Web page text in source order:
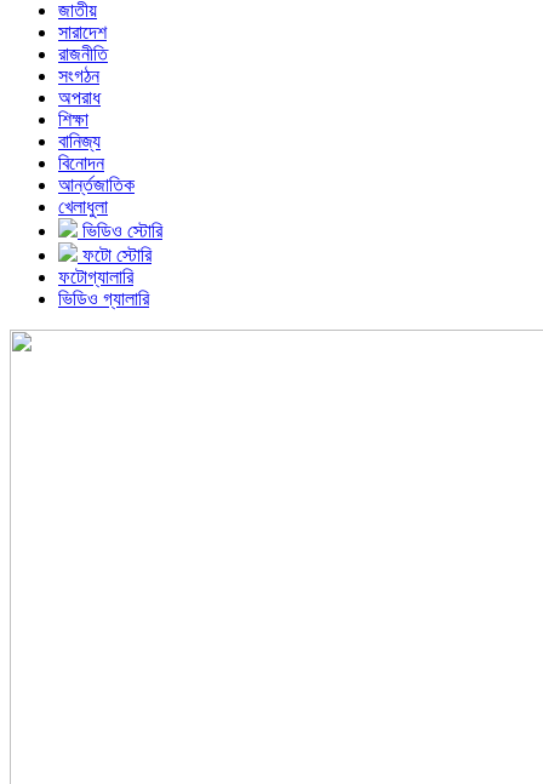
জাতীয়
সারাদেশ
রাজনীতি
সংগঠন
অপরাধ
শিক্ষা
বানিজ্য
বিনোদন
আর্ন্তজাতিক
খেলাধুলা
ভিডিও স্টোরি
ফটো স্টোরি
ফটোগ্যালারি
ভিডিও গ্যালারি